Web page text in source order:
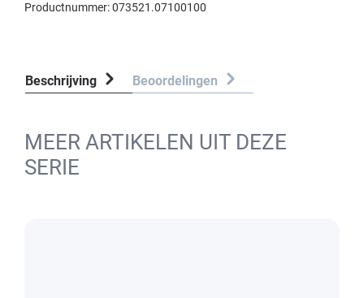
Productnummer:073521.07100100
Beschrijving Beoordelingen
MEER ARTIKELEN UIT DEZE
SERIE